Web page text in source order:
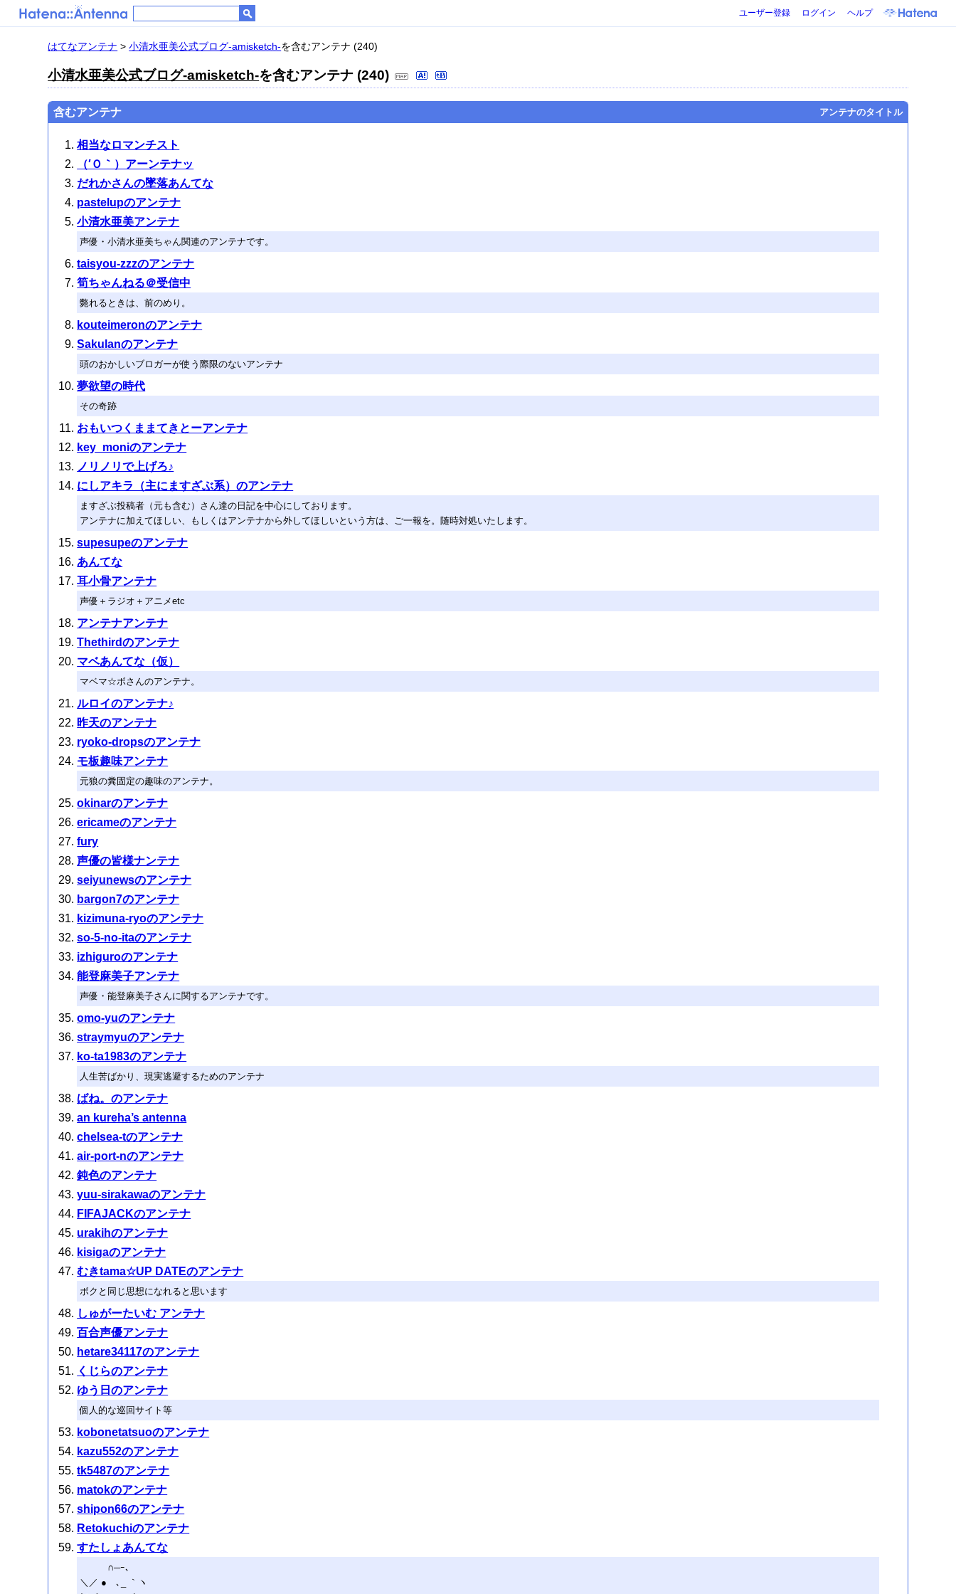
ユーザー登録 ログイン ヘルプ
はてなアンテナ >小清水亜美公式ブログ-amisketch-を含むアンテナ (240)
小清水亜美公式ブログ-amisketch-を含むアンテナ (240)
含むアンテナ アンテナのタイトル
相当なロマンチスト
（′Ｏ｀）アーンテナッ
だれかさんの墜落あんてな
pastelupのアンテナ
小清水亜美アンテナ
声優・小清水亜美ちゃん関連のアンテナです。
taisyou-zzzのアンテナ
筍ちゃんねる＠受信中
斃れるときは、前のめり。
kouteimeronのアンテナ
Sakulanのアンテナ
頭のおかしいブロガーが使う際限のないアンテナ
夢欲望の時代
その奇跡
おもいつくままてきとーアンテナ
key_moniのアンテナ
ノリノリで上げろ♪
にしアキラ（主にますざぶ系）のアンテナ
ますざぶ投稿者（元も含む）さん達の日記を中心にしております。
アンテナに加えてほしい、もしくはアンテナから外してほしいという方は、ご一報を。随時対処いたします。
supesupeのアンテナ
あんてな
耳小骨アンテナ
声優＋ラジオ＋アニメetc
アンテナアンテナ
Thethirdのアンテナ
マベあんてな（仮）
マベマ☆ボさんのアンテナ。
ルロイのアンテナ♪
昨天のアンテナ
ryoko-dropsのアンテナ
モ板趣味アンテナ
元狼の糞固定の趣味のアンテナ。
okinarのアンテナ
ericameのアンテナ
fury
声優の皆様ナンテナ
seiyunewsのアンテナ
bargon7のアンテナ
kizimuna-ryoのアンテナ
so-5-no-itaのアンテナ
izhiguroのアンテナ
能登麻美子アンテナ
声優・能登麻美子さんに関するアンテナです。
omo-yuのアンテナ
straymyuのアンテナ
ko-ta1983のアンテナ
人生苦ばかり、現実逃避するためのアンテナ
ばね。のアンテナ
an kureha’s antenna
chelsea-tのアンテナ
air-port-nのアンテナ
鈍色のアンテナ
yuu-sirakawaのアンテナ
FIFAJACKのアンテナ
urakihのアンテナ
kisigaのアンテナ
むきtama☆UP DATEのアンテナ
ボクと同じ思想になれると思います
しゅがーたいむ アンテナ
百合声優アンテナ
hetare34117のアンテナ
くじらのアンテナ
ゆう日のアンテナ
個人的な巡回サイト等
kobonetatsuoのアンテナ
kazu552のアンテナ
tk5487のアンテナ
matokのアンテナ
shipon66のアンテナ
Retokuchiのアンテナ
すたしょあんてな
∩─ｰ､
＼／ ● ､_ ｀ヽ